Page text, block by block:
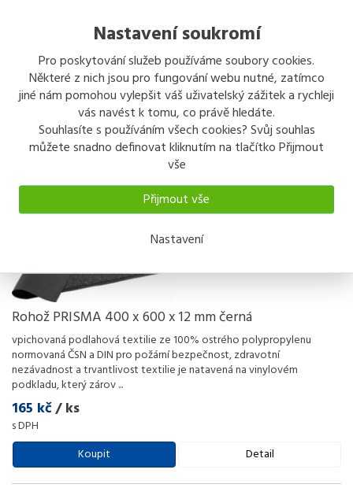
Nastavení soukromí
Pro poskytování služeb používáme soubory cookies.
Některé z nich jsou pro fungování webu nutné, zatímco
jiné nám pomohou vylepšit váš uživatelský zážitek a rychleji
vás navést k tomu, co právě hledáte.
Souhlasíte s používáním všech cookies? Svůj souhlas
můžete snadno definovat kliknutím na tlačítko Přijmout
vše
Přijmout vše
Nastavení
Rohož PRISMA 600 x 900 x 10 mm antracit
spodní část je z vinylového materiálu, který slouží proti skluzu a
zároveň jako náběhová hrana nejčastěji se používá jako vnitřní čisticí
rohož do běžně namáhavých vstupů vrchní část u...
390 kč/ ks
s DPH
Koupit
Detail
Rohož PRISMA 400 x 600 x 12 mm černá
vpichovaná podlahová textilie ze 100% ostrého polypropylenu
normovaná ČSN a DIN pro požární bezpečnost, zdravotní
nezávadnost a trvantlivost textilie je natavená na vinylovém
podkladu, který zárov...
165 kč/ ks
s DPH
Koupit
Detail